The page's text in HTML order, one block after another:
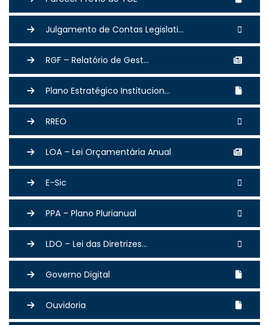
Julgamento de Contas Legislati...
RGF – Relatório de Gest...
Plano Estratégico Institucion...
RREO
LOA – Lei Orçamentária Anual
E-Sic
PPA – Plano Plurianual
LDO – Lei das Diretrizes...
Governo Digital
Ouvidoria